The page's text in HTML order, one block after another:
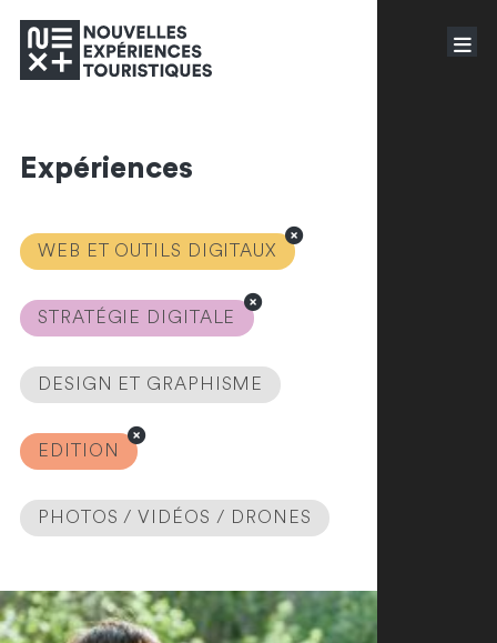
Expériences
WEB ET OUTILS DIGITAUX
STRATÉGIE DIGITALE
DESIGN ET GRAPHISME
EDITION
PHOTOS / VIDÉOS / DRONES